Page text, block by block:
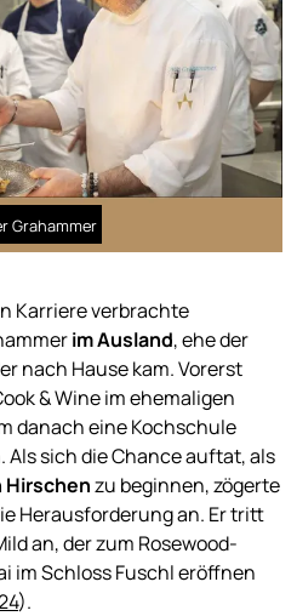
Grahammer
Karriere verbrachte
im Ausland, ehe der
nach Hause kam. Vorerst
& Wine im ehemaligen
danach eine Kochschule
sich die Chance auftat, als
Hirschenzu beginnen, zögerte
Herausforderung an. Er tritt
an, der zum Rosewood-
im Schloss Fuschl eröffnen
).